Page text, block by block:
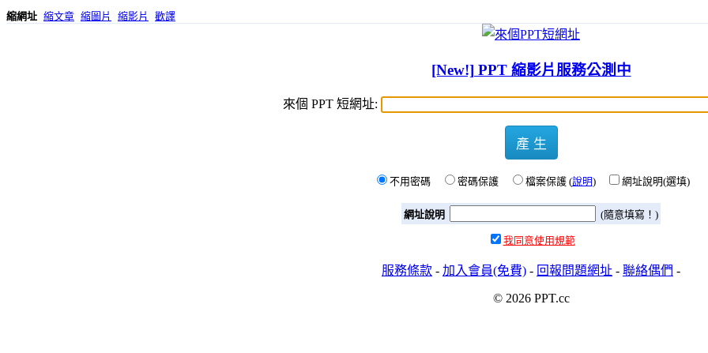
縮網址 縮文章 縮圖片 縮影片 歡譯
[New!] PPT 縮影片服務公測中
來個 PPT 短網址:
產 生
不用密碼 密碼保護 檔案保護 (說明) 網址說明(選填)
網址說明 (隨意填寫！)
我同意使用規範
服務條款 - 加入會員(免費) - 回報問題網址 - 聯絡偶們 -
© 2026 PPT.cc